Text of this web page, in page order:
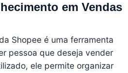
em Vendas
Shopee é uma ferramenta
pessoa que deseja vender
ele permite organizar